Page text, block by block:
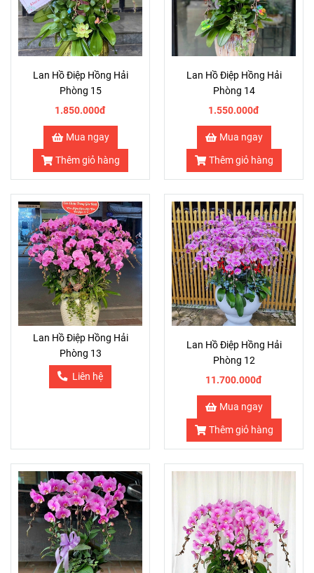
Lan Hồ Điệp Hồng Hải
Phòng 15
1.850.000đ
Mua ngay
Thêm giỏ hàng
Lan Hồ Điệp Hồng Hải
Phòng 14
1.550.000đ
Mua ngay
Thêm giỏ hàng
Lan Hồ Điệp Hồng Hải
Phòng 13
Liên hệ
Lan Hồ Điệp Hồng Hải
Phòng 12
11.700.000đ
Mua ngay
Thêm giỏ hàng